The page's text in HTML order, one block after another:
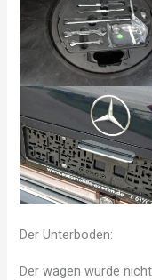
Der Unterboden:
Der wagen wurde